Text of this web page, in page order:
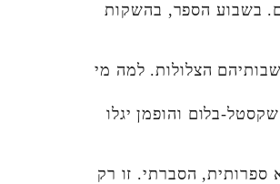
בשבוע הספר, בהשקות
הצלולות. למה מי
בלום והופמן יגלו
הסברתי. זו רק